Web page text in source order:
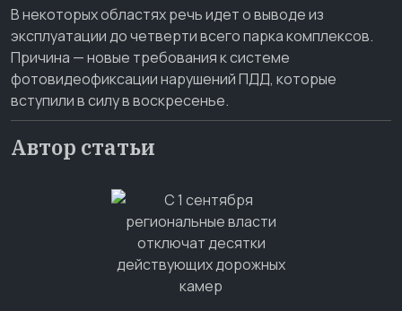
В некоторых областях речь идет о выводе из
эксплуатации до четверти всего парка комплексов.
Причина — новые требования к системе
фотовидеофиксации нарушений ПДД, которые
вступили в силу в воскресенье.
Автор статьи